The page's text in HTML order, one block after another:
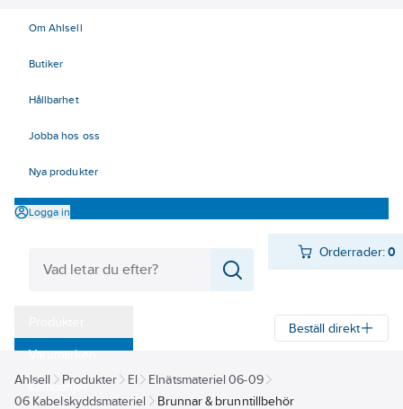
Om Ahlsell
Butiker
Hållbarhet
Jobba hos oss
Nya produkter
Logga in
Orderrader:0
Varumärken
Kampanjer
Beställ direkt
Ahlsell Produkter El
Elnätsmateriel 06-09
06 Kabelskyddsmateriel
Brunnar & brunntillbehör